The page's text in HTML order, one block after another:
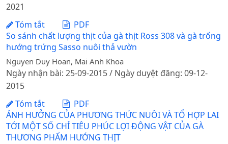
2021
Tóm tắt
PDF
So sánh chất lượng thịt của gà thịt Ross 308 và gà trống
hướng trứng Sasso nuôi thả vườn
Nguyen Duy Hoan, Mai Anh Khoa
Ngày nhận bài: 25-09-2015 / Ngày duyệt đăng: 09-12-
2015
Tóm tắt
PDF
ẢNH HƯỞNG CỦA PHƯƠNG THỨC NUÔI VÀ TỔ HỢP LAI
TỚI MỘT SỐ CHỈ TIÊU PHÚC LỢI ĐỘNG VẬT CỦA GÀ
THƯƠNG PHẨM HƯỚNG THỊT